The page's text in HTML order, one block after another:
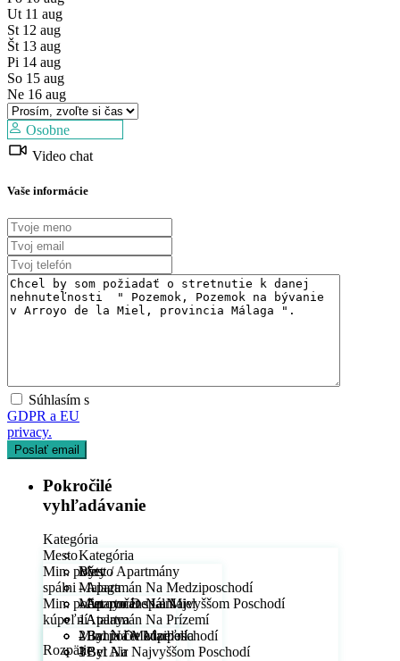
Dostupné
Ut 11 aug
St 12 aug
Št 13 aug
Pi 14 aug
So 15 aug
Ne 16 aug
Osobne
Video chat
Vaše informácie
Súhlasím s
GDPR a EU
privacy.
Pokročilé
vyhľadávanie
Kategória
Kategória
Byty / Apartmány
- Apartmán Na Medziposchodí
- Apartmán Na Najvyššom Poschodí
- Apartmán Na Prízemí
- Byt Na Medziposchodí
- Byt Na Najvyššom Poschodí
Mesto
Mesto
Malaga
- Arroyo De La Miel
- Atalaya
- Bahía De Marbella
- Bel Air
Min. počet
spálni
Min. počet spálni
1
2
3
Min. počet
kúpeľní
Min. počet kúpeľní
1
Rozpätie